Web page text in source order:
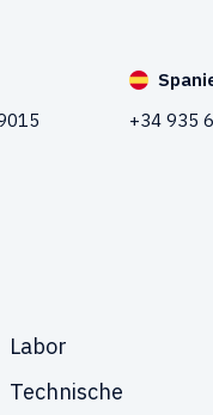
+34 935
Labor
Technische